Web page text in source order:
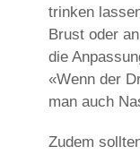
trinken
Brust oder
die
«Wenn der
man auch
Zudem